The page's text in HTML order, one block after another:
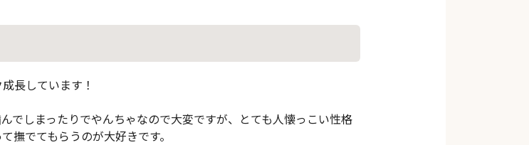
長しています！
でしまったりでやんちゃなので大変ですが、とても人懐っこい性格
でてもらうのが大好きです。